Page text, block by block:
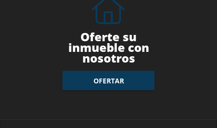
Oferte su
inmueble con
nosotros
OFERTAR